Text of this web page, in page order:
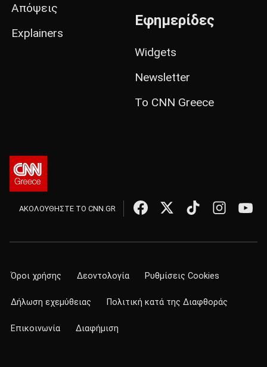
Απόψεις
Explainers
Εφημερίδες
Widgets
Newsletter
Το CNN Greece
ΑΚΟΛΟΥΘΗΣΤΕ ΤΟ CNN.GR
Όροι χρήσης Δεοντολογία Ρυθμίσεις Cookies
Δήλωση εχεμύθειας Πολιτική κατά της Διαφθοράς
Επικοινωνία Διαφήμιση